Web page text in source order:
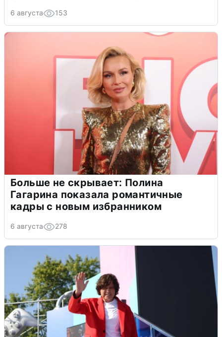
6 августа 153
Больше не скрывает: Полина
Гагарина показала романтичные
кадры с новым избранником
6 августа 278